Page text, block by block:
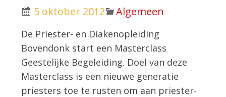
5 oktober 2012 Algemeen
De Priester- en Diakenopleiding
Bovendonk start een Masterclass
Geestelijke Begeleiding. Doel van deze
Masterclass is een nieuwe generatie
priesters toe te rusten om aan priester-